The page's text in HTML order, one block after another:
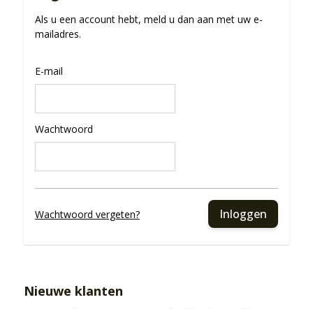
Als u een account hebt, meld u dan aan met uw e-
mailadres.
E-mail
Wachtwoord
Inloggen
Wachtwoord vergeten?
Nieuwe klanten